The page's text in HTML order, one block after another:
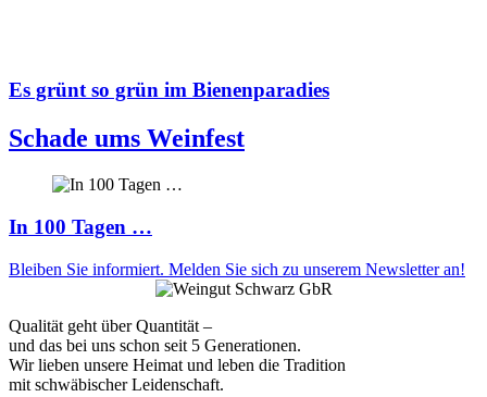
Es grünt so grün im Bienenparadies
Schade ums Weinfest
In 100 Tagen …
Bleiben Sie informiert. Melden Sie sich zu unserem Newsletter an!
Qualität geht über Quantität –
und das bei uns schon seit 5 Generationen.
Wir lieben unsere Heimat und leben die Tradition
mit schwäbischer Leidenschaft.